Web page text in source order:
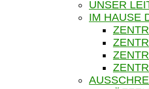
UNSER
IM HAUSE